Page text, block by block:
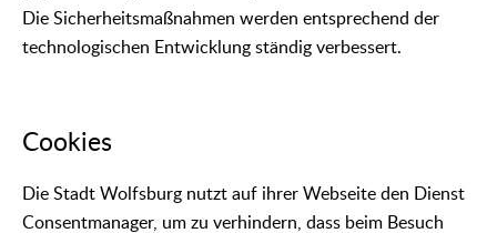
Die Sicherheitsmaßnahmen werden entsprechend der
technologischen Entwicklung ständig verbessert.
Cookies
Die Stadt Wolfsburg nutzt auf ihrer Webseite den Dienst
Consentmanager, um zu verhindern, dass beim Besuch